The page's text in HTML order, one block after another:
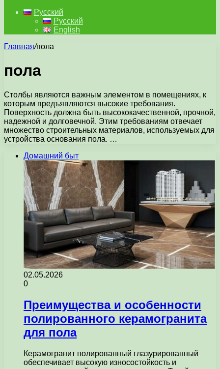
Русский
Русский
English
Главная/пола
пола
Столбы являются важным элементом в помещениях, к
которым предъявляются высокие требования.
Поверхность должна быть высококачественной, прочной,
надежной и долговечной. Этим требованиям отвечает
множество строительных материалов, используемых для
устройства основания пола. …
Домашний быт
02.05.2026
0
Преимущества и особенности
полированного керамогранита
для пола
Керамогранит полированный глазурированный
обеспечивает высокую износостойкость и